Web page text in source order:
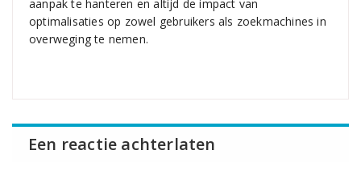
aanpak te hanteren en altijd de impact van
optimalisaties op zowel gebruikers als zoekmachines in
overweging te nemen.
Een reactie achterlaten